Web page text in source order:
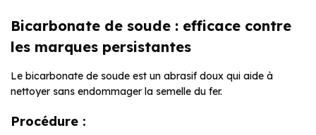
Bicarbonate de soude : efficace contre
les marques persistantes
Le bicarbonate de soude est un abrasif doux qui aide à
nettoyer sans endommager la semelle du fer.
Procédure :